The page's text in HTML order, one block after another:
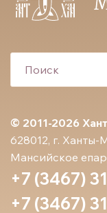
© 2011-2026
628012, г. Ханты-
Мансийское
+7 (3467)
+7 (3467)